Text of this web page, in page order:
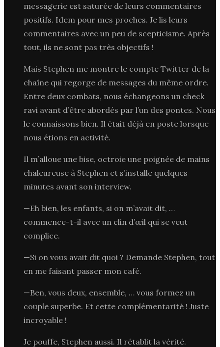
messagerie est saturée de leurs commentaires
positifs. Idem pour mes proches. Je lis leurs
commentaires avec un peu de scepticisme. Après
tout, ils ne sont pas très objectifs !
Mais Stephen me montre le compte Twitter de la
chaîne qui regorge de messages du même ordre.
Entre deux combats, nous échangeons un check
ravi avant d’être abordés par l’un des pontes. Nous
le connaissons bien. Il était déjà en poste lorsque
nous étions en activité.
Il m’alloue une bise, octroie une poignée de mains
chaleureuse à Stephen et s’installe quelques
minutes avant son interview.
—Eh bien, les enfants, si on m’avait dit, …
commence-t-il avec un clin d’œil qui se veut
complice.
—Si on vous avait dit quoi ? Demande Stephen, tout
en me faisant passer mon café.
—Ben, vous deux, ensemble, … vous formez un
couple superbe. Et cette complémentarité ! Juste
incroyable !
Je pouffe, Stephen aussi. Il rétablit la vérité.